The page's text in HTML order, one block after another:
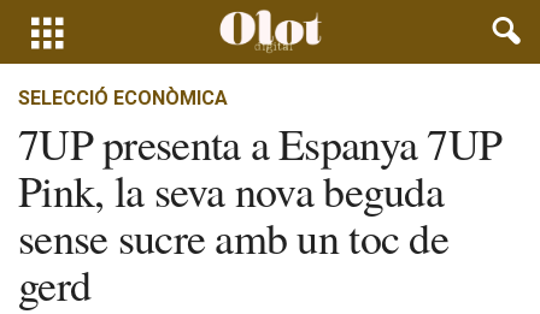
SELECCIÓ ECONÒMICA
7UP presenta a Espanya 7UP
Pink, la seva nova beguda
sense sucre amb un toc de
gerd